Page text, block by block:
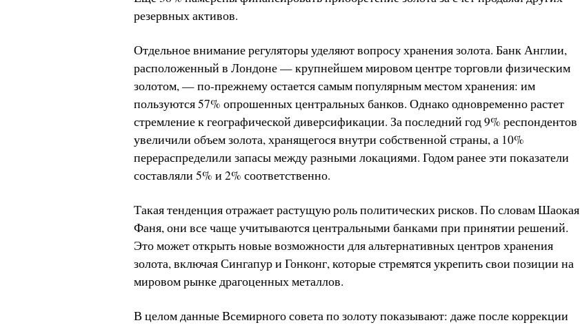
резервных активов.
Отдельное внимание регуляторы уделяют вопросу хранения золота. Банк Англии,
расположенный в Лондоне — крупнейшем мировом центре торговли физическим
золотом, — по-прежнему остается самым популярным местом хранения: им
пользуются 57% опрошенных центральных банков. Однако одновременно растет
стремление к географической диверсификации. За последний год 9% респондентов
увеличили объем золота, хранящегося внутри собственной страны, а 10%
перераспределили запасы между разными локациями. Годом ранее эти показатели
составляли 5% и 2% соответственно.
Такая тенденция отражает растущую роль политических рисков. По словам Шаокая
Фаня, они все чаще учитываются центральными банками при принятии решений.
Это может открыть новые возможности для альтернативных центров хранения
золота, включая Сингапур и Гонконг, которые стремятся укрепить свои позиции на
мировом рынке драгоценных металлов.
В целом данные Всемирного совета по золоту показывают: даже после коррекции